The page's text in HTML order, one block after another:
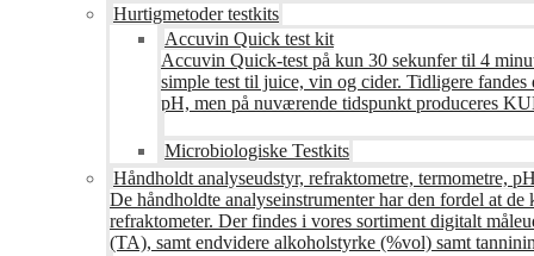
Hurtigmetoder testkits
Accuvin Quick test kit
Accuvin Quick-test på kun 30 sekunfer til 4
simple test til juice, vin og cider. Tidligere
pH, men på nuværende tidspunkt produceres
Microbiologiske Testkits
Håndholdt analyseudstyr, refraktometre, termometre,
De håndholdte analyseinstrumenter har den fordel at
refraktometer. Der findes i vores sortiment digitalt
(TA), samt endvidere alkoholstyrke (%vol) samt